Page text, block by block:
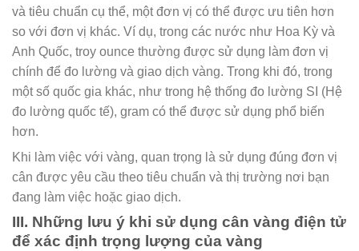
và tiêu chuẩn cụ thể, một đơn vị có thể được ưu tiên hơn
so với đơn vị khác. Ví dụ, trong các nước như Hoa Kỳ và
Anh Quốc, troy ounce thường được sử dụng làm đơn vị
chính để đo lường và giao dịch vàng. Trong khi đó, trong
một số quốc gia khác, như trong hệ thống đo lường SI (Hệ
đo lường quốc tế), gram có thể được sử dụng phổ biến
hơn.
Khi làm việc với vàng, quan trọng là sử dụng đúng đơn vị
cân được yêu cầu theo tiêu chuẩn và thị trường nơi bạn
đang làm việc hoặc giao dịch.
III. Những lưu ý khi sử dụng cân vàng điện tử
để xác định trọng lượng của vàng